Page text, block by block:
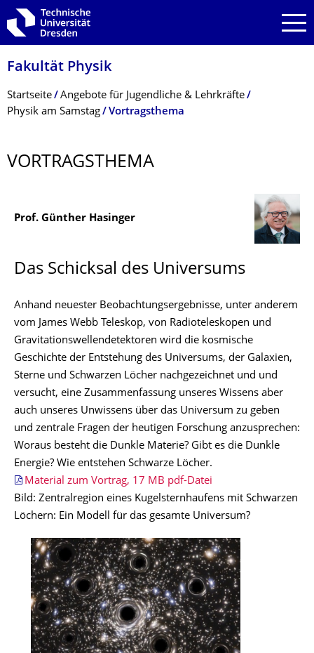
Zur Hauptnavigation springen
Zur Suche springen
Zum Inhalt springen
Fakultät Physik
Breadcrumb-Menü
Startseite
Angebote für Jugendliche & Lehrkräfte
Physik am Samstag
Vortragsthema
VORTRAGSTHEMA
Prof. Günther Hasinger
Das Schicksal des Universums
Anhand neuester Beobachtungsergebnisse, unter anderem
vom James Webb Teleskop, von Radioteleskopen und
Gravitationswellendetektoren wird die kosmische
Geschichte der Entstehung des Universums, der Galaxien,
Sterne und Schwarzen Löcher nachgezeichnet und und
versucht, eine Zusammenfassung unseres Wissens aber
auch unseres Unwissens über das Universum zu geben
und zentrale Fragen der heutigen Forschung anzusprechen:
Woraus besteht die Dunkle Materie? Gibt es die Dunkle
Energie? Wie entstehen Schwarze Löcher.
Material zum Vortrag, 17 MB pdf-Datei
Bild: Zentralregion eines Kugelsternhaufens mit Schwarzen
Löchern: Ein Modell für das gesamte Universum?